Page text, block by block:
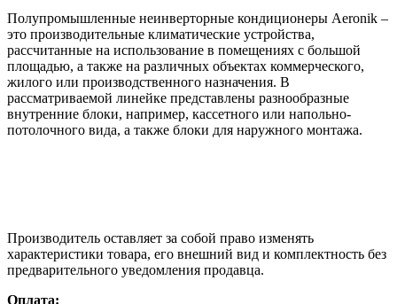
Полупромышленные неинверторные кондиционеры Aeronik –
это производительные климатические устройства,
рассчитанные на использование в помещениях с большой
площадью, а также на различных объектах коммерческого,
жилого или производственного назначения. В
рассматриваемой линейке представлены разнообразные
внутренние блоки, например, кассетного или напольно-
потолочного вида, а также блоки для наружного монтажа.
Производитель оставляет за собой право изменять
характеристики товара, его внешний вид и комплектность без
предварительного уведомления продавца.
Оплата: